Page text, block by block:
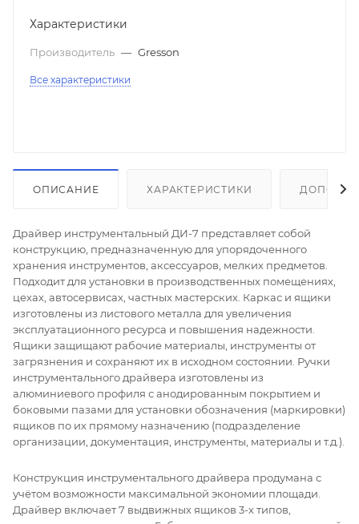
Характеристики
Производитель — Gresson
Все характеристики
ОПИСАНИЕ ХАРАКТЕРИСТИКИ
Драйвер инструментальный ДИ-7 представляет собой
конструкцию, предназначенную для упорядоченного
хранения инструментов, аксессуаров, мелких предметов.
Подходит для установки в производственных помещениях,
цехах, автосервисах, частных мастерских. Каркас и ящики
изготовлены из листового металла для увеличения
эксплуатационного ресурса и повышения надежности.
Ящики защищают рабочие материалы, инструменты от
загрязнения и сохраняют их в исходном состоянии. Ручки
инструментального драйвера изготовлены из
алюминиевого профиля с анодированным покрытием и
боковыми пазами для установки обозначения (маркировки)
ящиков по их прямому назначению (подразделение
организации, документация, инструменты, материалы и т.д.).
Конструкция инструментального драйвера продумана с
учётом возможности максимальной экономии площади.
Драйвер включает 7 выдвижных ящиков 3-х типов,